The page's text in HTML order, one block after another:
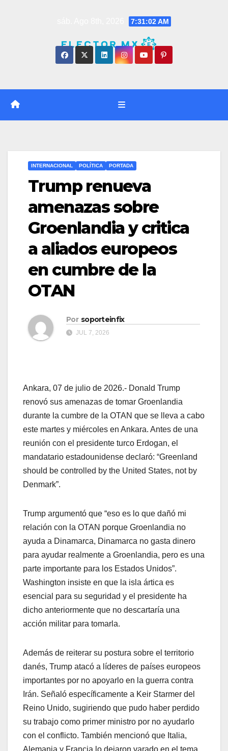
7:31:02 AM
INTERNACIONAL POLÍTICA PORTADA
Trump renueva
amenazas sobre
Groenlandia y critica
a aliados europeos
en cumbre de la
OTAN
Por soporteinfix
JUL 7, 2026
Ankara, 07 de julio de 2026.- Donald Trump
renovó sus amenazas de tomar Groenlandia
durante la cumbre de la OTAN que se lleva a cabo
este martes y miércoles en Ankara. Antes de una
reunión con el presidente turco Erdogan, el
mandatario estadounidense declaró: “Greenland
should be controlled by the United States, not by
Denmark”.
Trump argumentó que “eso es lo que dañó mi
relación con la OTAN porque Groenlandia no
ayuda a Dinamarca, Dinamarca no gasta dinero
para ayudar realmente a Groenlandia, pero es una
parte importante para los Estados Unidos”.
Washington insiste en que la isla ártica es
esencial para su seguridad y el presidente ha
dicho anteriormente que no descartaría una
acción militar para tomarla.
Además de reiterar su postura sobre el territorio
danés, Trump atacó a líderes de países europeos
importantes por no apoyarlo en la guerra contra
Irán. Señaló específicamente a Keir Starmer del
Reino Unido, sugiriendo que pudo haber perdido
su trabajo como primer ministro por no ayudarlo
con el conflicto. También mencionó que Italia,